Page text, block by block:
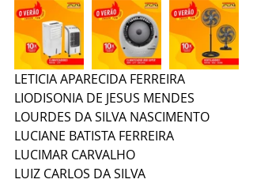
LETICIA APARECIDA FERREIRA
LIODISONIA DE JESUS MENDES
LOURDES DA SILVA NASCIMENTO
LUCIANE BATISTA FERREIRA
LUCIMAR CARVALHO
LUIZ CARLOS DA SILVA